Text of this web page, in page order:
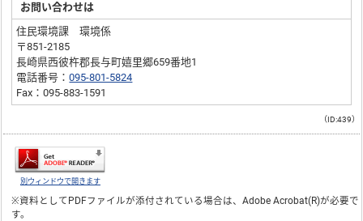
お問い合わせは
住民環境課 環境係
〒851-2185
長崎県西彼杵郡長与町嬉里郷659番地1
電話番号：095-801-5824
Fax：095-883-1591
（ID:439）
別ウィンドウで開きます
※資料としてPDFファイルが添付されている場合は、Adobe Acrobat(R)が必要で
す。